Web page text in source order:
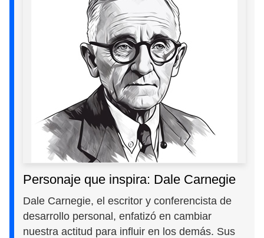
Personaje que inspira: Dale Carnegie
Dale Carnegie, el escritor y conferencista de
desarrollo personal, enfatizó en cambiar
nuestra actitud para influir en los demás. Sus